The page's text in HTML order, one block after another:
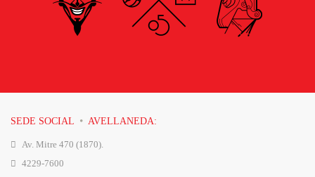
SEDE SOCIAL · AVELLANEDA:
Av. Mitre 470 (1870).
4229-7600